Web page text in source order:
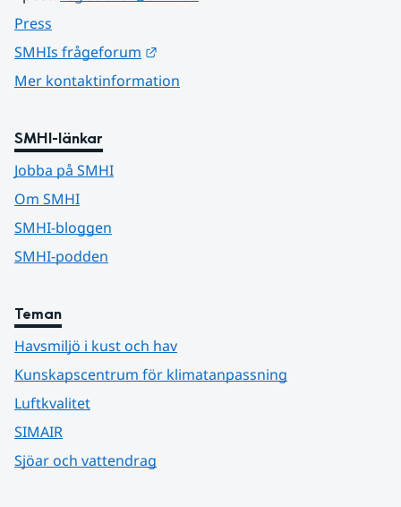
Press
SMHIs frågeforum
Mer kontaktinformation
SMHI-länkar
Jobba på SMHI
Om SMHI
SMHI-bloggen
SMHI-podden
Teman
Havsmiljö i kust och hav
Kunskapscentrum för klimatanpassning
Luftkvalitet
SIMAIR
Sjöar och vattendrag